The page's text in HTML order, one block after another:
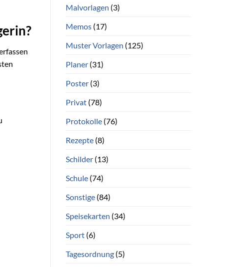
Malvorlagen (3)
Memos(17)
Muster Vorlagen (125)
Planer(31)
Poster(3)
Privat(78)
Protokolle(76)
Rezepte(8)
Schilder(13)
Schule(74)
Sonstige(84)
Speisekarten (34)
Sport(6)
Tagesordnung(5)